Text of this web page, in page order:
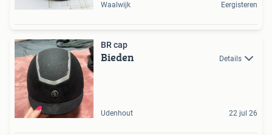
Waalwijk Eergisteren
BR cap
Bieden Details
Udenhout 22 jul 26